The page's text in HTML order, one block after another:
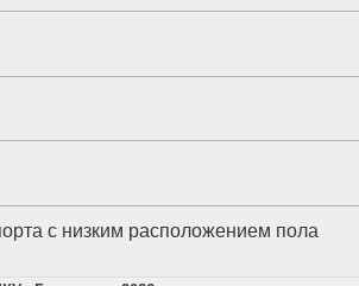
с низким расположением пола